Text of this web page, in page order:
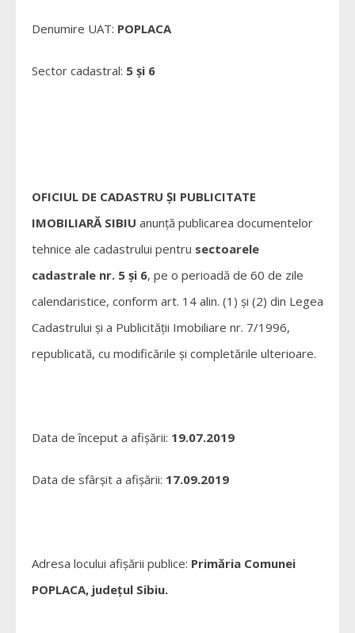
Denumire UAT: POPLACA
Sector cadastral: 5 și 6
OFICIUL DE CADASTRU ȘI PUBLICITATE
IMOBILIARĂ SIBIU anunță publicarea documentelor
tehnice ale cadastrului pentru sectoarele
cadastrale nr. 5 și 6, pe o perioadă de 60 de zile
calendaristice, conform art. 14 alin. (1) și (2) din Legea
Cadastrului și a Publicității Imobiliare nr. 7/1996,
republicată, cu modificările și completările ulterioare.
Data de început a afișării: 19.07.2019
Data de sfârșit a afișării: 17.09.2019
Adresa locului afișării publice: Primăria Comunei
POPLACA, județul Sibiu.